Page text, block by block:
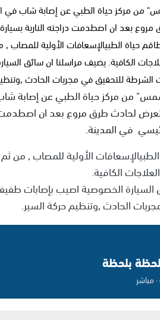
من مركز حياة الطبي عن إصابة شاب في
بعد ان اصطدمت دراجته النارية
حياة الطبيالإسعافات الأولية للمصاب
الكافية. يضيف مراسلنا ان سائق
الشرطة للتحقيق في مجريات الحادث
من مركز حياة الطبي عن إصابة
لحادث طرق مروع بعد ان اصطدمت
في المدينة.
الأولية للمصاب , من
الكافية.
السيارة الخصوصية اصيب بإصابات
الحادث ,وتنظيم حركة السير.
بلحظة
· مباشر